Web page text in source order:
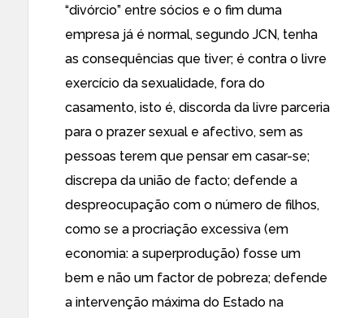
“divórcio” entre sócios e o fim duma
empresa já é normal, segundo JCN, tenha
as consequências que tiver; é contra o livre
exercício da sexualidade, fora do
casamento, isto é, discorda da livre parceria
para o prazer sexual e afectivo, sem as
pessoas terem que pensar em casar-se;
discrepa da união de facto; defende a
despreocupação com o número de filhos,
como se a procriação excessiva (em
economia: a superprodução) fosse um
bem e não um factor de pobreza; defende
a intervenção máxima do Estado na